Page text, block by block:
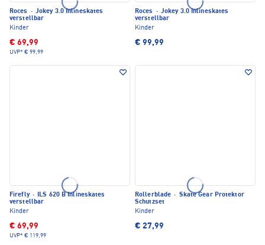
Roces · Jokey 3.0 Inlineskates
verstellbar
Kinder
€ 69,99
UVP* € 99,99
Roces · Jokey 3.0 Inlineskates
verstellbar
Kinder
€ 99,99
Firefly · ILS 620 B Inlineskates
verstellbar
Kinder
€ 69,99
UVP* € 119,99
Rollerblade · Skate Gear Protektor
Schutzset
Kinder
€ 27,99